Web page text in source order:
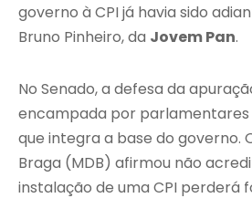
governo à CPI já havia sido
Bruno Pinheiro, da Jovem Pan.
No Senado, a defesa da
encampada por parlamentares
que integra a base do governo.
Braga (MDB) afirmou não
instalação de uma CPI perderá